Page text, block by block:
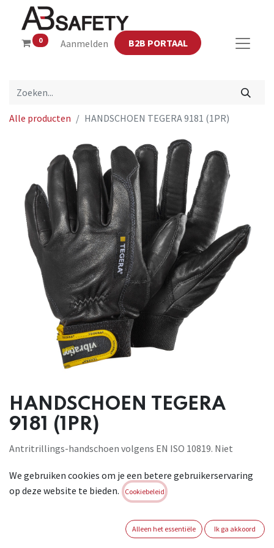
0 Aanmelden B2B PORTAAL
Alle producten HANDSCHOEN TEGERA 9181 (1PR)
HANDSCHOEN TEGERA
9181 (1PR)
Antritrillings-handschoen volgens EN ISO 10819. Niet
Volnerf geitenleer van topkwaliteit, Cat. II, Zwart, geel,
Versterkte naden, Versterkte wijsvinger, Velcro®, voor zwaar
We gebruiken cookies om je een betere gebruikerservaring
op deze website te bieden.
Cookiebeleid
Alleen het essentiële Ik ga akkoord